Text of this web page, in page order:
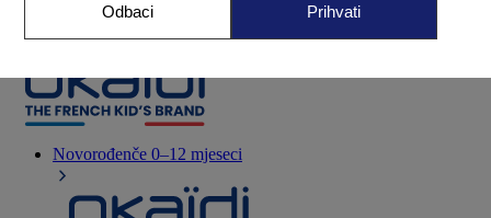
Novorođenče 0–12 mjeseci
Odbaci Prihvati